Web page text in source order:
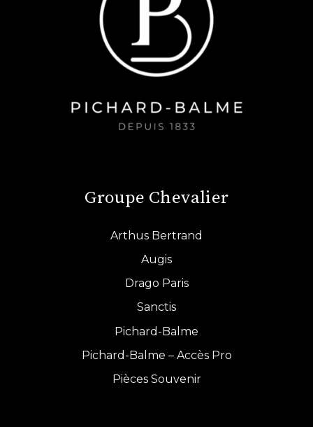
Groupe Chevalier
Arthus Bertrand
Augis
Drago Paris
Sanctis
Pichard-Balme
Pichard-Balme – Accès Pro
Pièces Souvenir